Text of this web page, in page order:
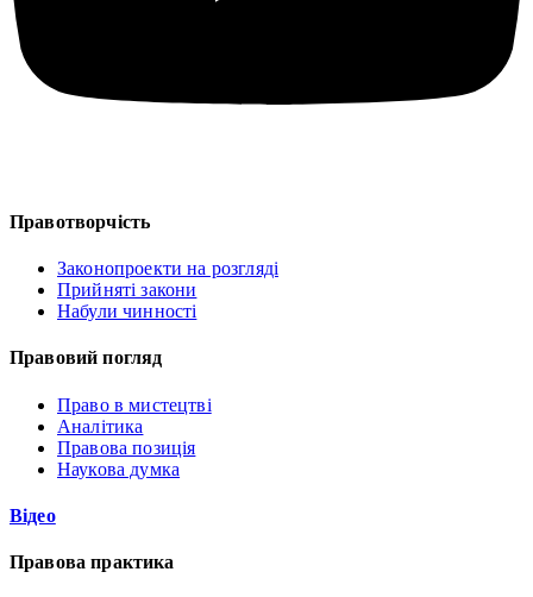
Правотворчість
Законопроекти на розгляді
Прийняті закони
Набули чинності
Правовий погляд
Право в мистецтві
Аналітика
Правова позиція
Наукова думка
Відео
Правова практика